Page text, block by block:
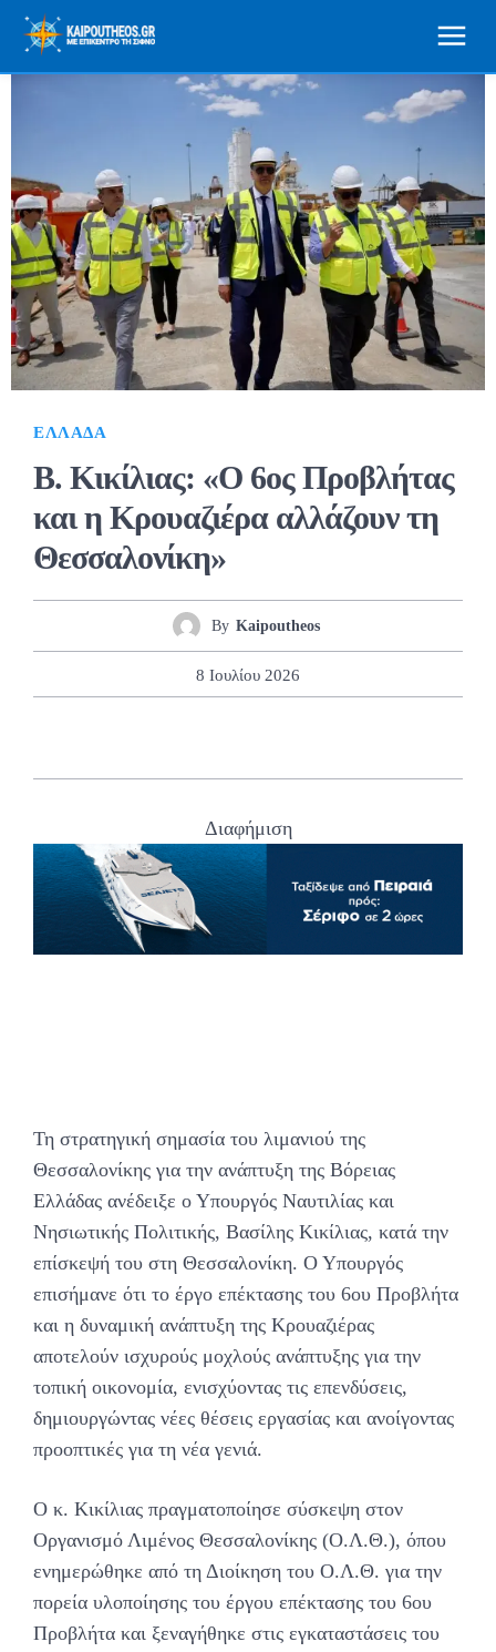
ΕΛΛΆΔΑ
Β. Κικίλιας: «Ο 6ος Προβλήτας
και η Κρουαζιέρα αλλάζουν τη
Θεσσαλονίκη»
By Kaipoutheos
8 Ιουλίου 2026
Διαφήμιση
Τη στρατηγική σημασία του λιμανιού της
Θεσσαλονίκης για την ανάπτυξη της Βόρειας
Ελλάδας ανέδειξε ο Υπουργός Ναυτιλίας και
Νησιωτικής Πολιτικής, Βασίλης Κικίλιας, κατά την
επίσκεψή του στη Θεσσαλονίκη. Ο Υπουργός
επισήμανε ότι το έργο επέκτασης του 6ου Προβλήτα
και η δυναμική ανάπτυξη της Κρουαζιέρας
αποτελούν ισχυρούς μοχλούς ανάπτυξης για την
τοπική οικονομία, ενισχύοντας τις επενδύσεις,
δημιουργώντας νέες θέσεις εργασίας και ανοίγοντας
προοπτικές για τη νέα γενιά.
Ο κ. Κικίλιας πραγματοποίησε σύσκεψη στον
Οργανισμό Λιμένος Θεσσαλονίκης (Ο.Λ.Θ.), όπου
ενημερώθηκε από τη Διοίκηση του Ο.Λ.Θ. για την
πορεία υλοποίησης του έργου επέκτασης του 6ου
Προβλήτα και ξεναγήθηκε στις εγκαταστάσεις του